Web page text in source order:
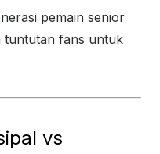
pemain senior
tuntutan fans untuk
vs